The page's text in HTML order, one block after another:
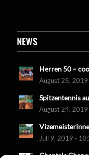
NEWS
Herren 50 –
August 25,
Spitzentennis
August 24,
Juli 9, 2019 -
Chantals